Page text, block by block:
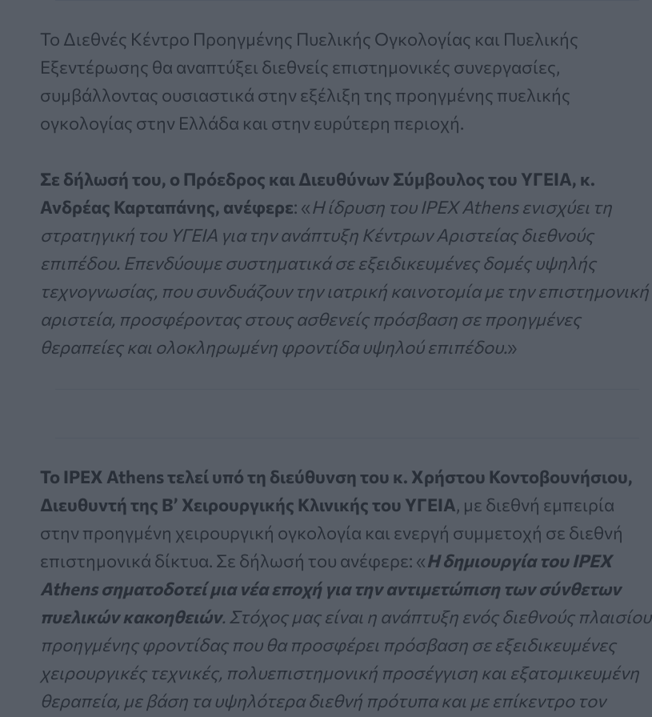
Το Διεθνές Κέντρο Προηγμένης Πυελικής Ογκολογίας και Πυελικής
Εξεντέρωσης θα αναπτύξει διεθνείς επιστημονικές συνεργασίες,
συμβάλλοντας ουσιαστικά στην εξέλιξη της προηγμένης πυελικής
ογκολογίας στην Ελλάδα και στην ευρύτερη περιοχή.
Σε δήλωσή του, ο Πρόεδρος και Διευθύνων Σύμβουλος του ΥΓΕΙΑ, κ.
Ανδρέας Καρταπάνης, ανέφερε: «Η ίδρυση του IPEX Athens ενισχύει τη
στρατηγική του ΥΓΕΙΑ για την ανάπτυξη Κέντρων Αριστείας διεθνούς
επιπέδου. Επενδύουμε συστηματικά σε εξειδικευμένες δομές υψηλής
τεχνογνωσίας, που συνδυάζουν την ιατρική καινοτομία με την επιστημονική
αριστεία, προσφέροντας στους ασθενείς πρόσβαση σε προηγμένες
θεραπείες και ολοκληρωμένη φροντίδα υψηλού επιπέδου.»
Το IPEX Athens τελεί υπό τη διεύθυνση του κ. Χρήστου Κοντοβουνήσιου,
Διευθυντή της Β’ Χειρουργικής Κλινικής του ΥΓΕΙΑ, με διεθνή εμπειρία
στην προηγμένη χειρουργική ογκολογία και ενεργή συμμετοχή σε διεθνή
επιστημονικά δίκτυα. Σε δήλωσή του ανέφερε: «Η δημιουργία του IPEX
Athens σηματοδοτεί μια νέα εποχή για την αντιμετώπιση των σύνθετων
πυελικών κακοηθειών. Στόχος μας είναι η ανάπτυξη ενός διεθνούς πλαισίου
προηγμένης φροντίδας που θα προσφέρει πρόσβαση σε εξειδικευμένες
χειρουργικές τεχνικές, πολυεπιστημονική προσέγγιση και εξατομικευμένη
θεραπεία, με βάση τα υψηλότερα διεθνή πρότυπα και με επίκεντρο τον